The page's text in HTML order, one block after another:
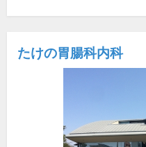
たけの胃腸科内科